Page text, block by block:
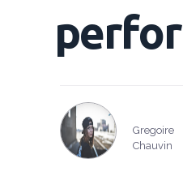
Gregoire
Chauvin